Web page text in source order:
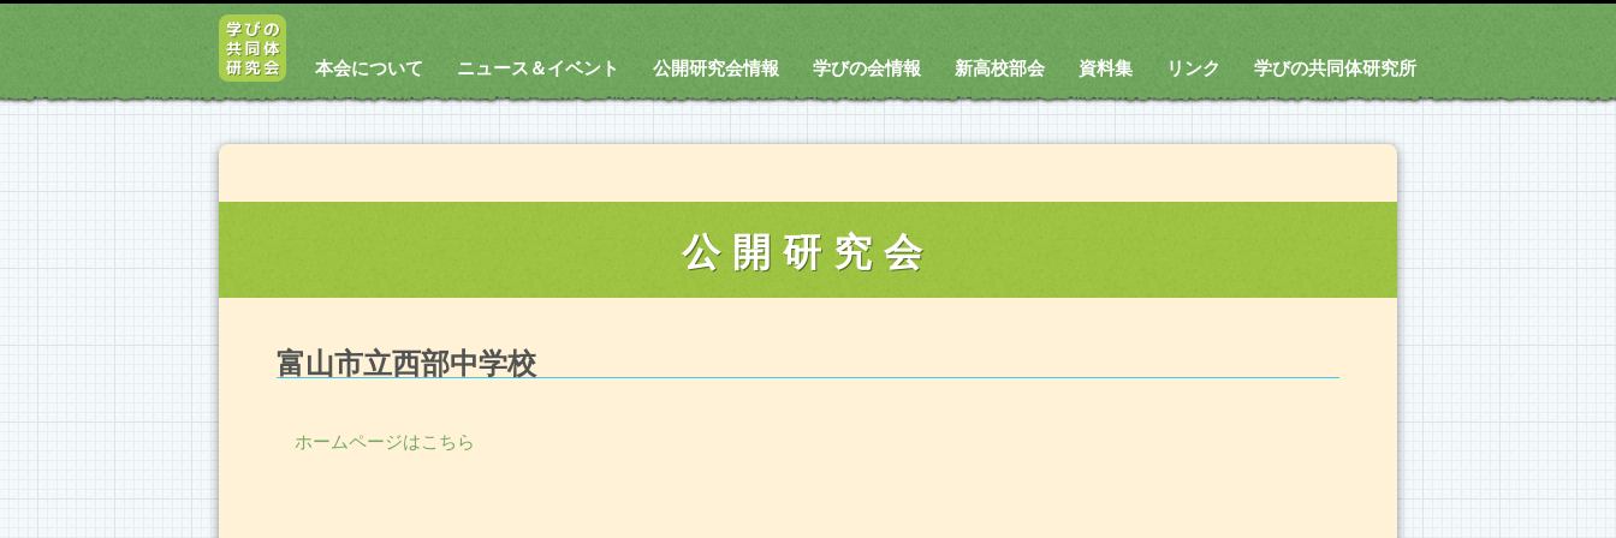
本会について ニュース＆イベント 公開研究会情報 学びの会情報 新高校部会 資料集 リンク 学びの共同体研究所
公開研究会
富山市立西部中学校
ホームページはこちら